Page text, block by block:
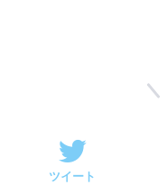
ツイート